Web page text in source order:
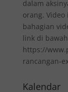
dalam
orang.
bahagian
link di
https://
rancangan-
Kalendar